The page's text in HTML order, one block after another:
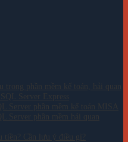
phần mềm kế toán, hải quan
Server Express
Server phần mềm kế toán MISA
Server phần mềm hải quan
Cần lưu ý điều gì?